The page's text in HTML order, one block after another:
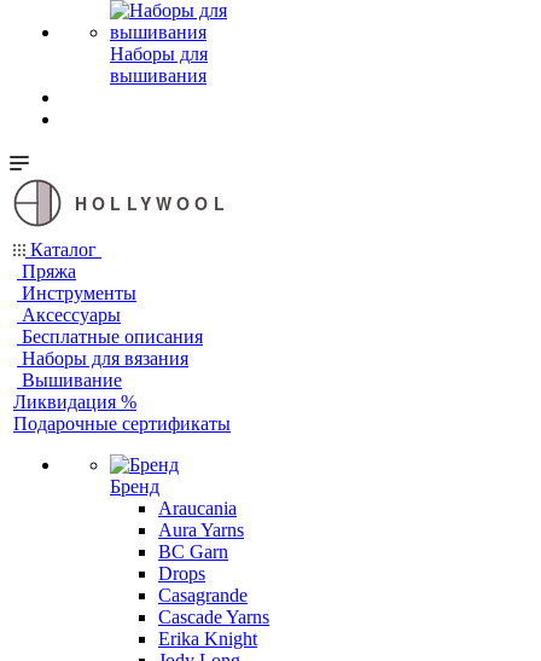
Наборы для
вышивания
HOLLYWOOL
Каталог
Пряжа
Инструменты
Аксессуары
Бесплатные описания
Наборы для вязания
Вышивание
Ликвидация %
Подарочные сертификаты
Бренд
Araucania
Aura Yarns
BC Garn
Drops
Casagrande
Cascade Yarns
Erika Knight